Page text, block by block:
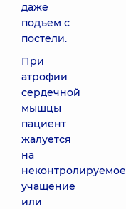
даже
подъем с
постели.
При
атрофии
сердечной
мышцы
пациент
жалуется
на
неконтролируемое
учащение
или